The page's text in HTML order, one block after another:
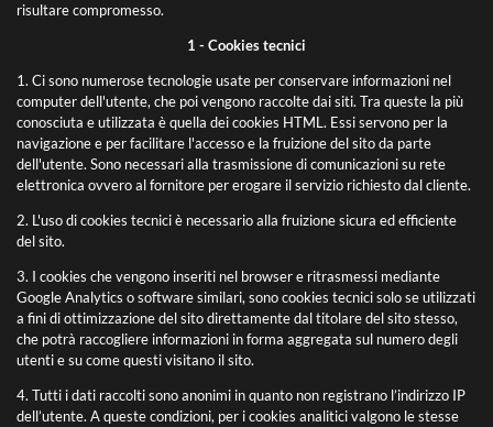
risultare compromesso.
1 - Cookies tecnici
1. Ci sono numerose tecnologie usate per conservare informazioni nel
computer dell'utente, che poi vengono raccolte dai siti. Tra queste la più
conosciuta e utilizzata è quella dei cookies HTML. Essi servono per la
navigazione e per facilitare l'accesso e la fruizione del sito da parte
dell'utente. Sono necessari alla trasmissione di comunicazioni su rete
elettronica ovvero al fornitore per erogare il servizio richiesto dal cliente.
2. L'uso di cookies tecnici è necessario alla fruizione sicura ed efficiente
del sito.
3. I cookies che vengono inseriti nel browser e ritrasmessi mediante
Google Analytics o software similari, sono cookies tecnici solo se utilizzati
a fini di ottimizzazione del sito direttamente dal titolare del sito stesso,
che potrà raccogliere informazioni in forma aggregata sul numero degli
utenti e su come questi visitano il sito.
4. Tutti i dati raccolti sono anonimi in quanto non registrano l’indirizzo IP
dell’utente. A queste condizioni, per i cookies analitici valgono le stesse